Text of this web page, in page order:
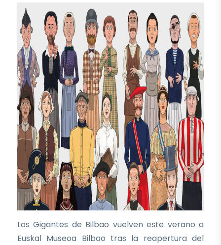
Los Gigantes de Bilbao vuelven este verano a
Euskal Museoa Bilbao tras la reapertura del